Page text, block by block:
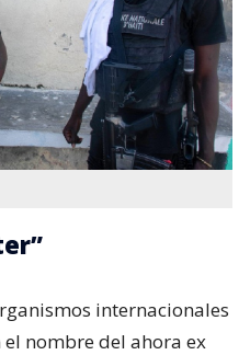
internacionales
nombre del ahora ex